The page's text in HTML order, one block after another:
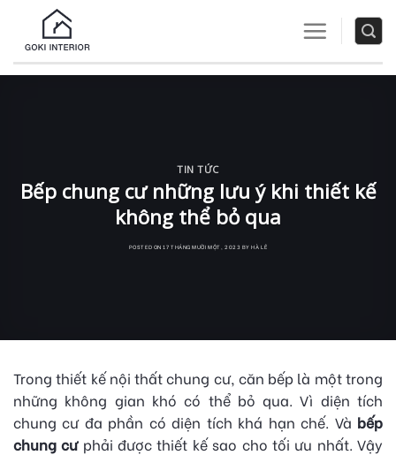
content
TIN TỨC
Bếp chung cư những lưu ý khi thiết kế
không thể bỏ qua
Trong thiết kế nội thất chung cư, căn bếp là một trong
những không gian khó có thể bỏ qua. Vì diện tích
chung cư đa phần có diện tích khá hạn chế. Và bếp
chung cưphải được thiết kế sao cho tối ưu nhất. Vậy